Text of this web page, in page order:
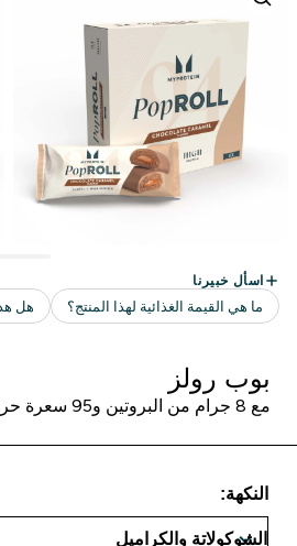
بوب رولز
مع 8 جرام من البروتين و95 سعرة حرارية لكل قطعة
النكهة: